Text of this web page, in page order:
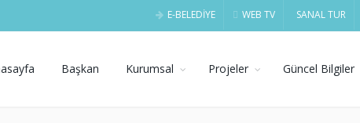
E-BELEDİYE WEB TV SANAL TUR
Başkan Kurumsal Projeler Güncel Bilgiler